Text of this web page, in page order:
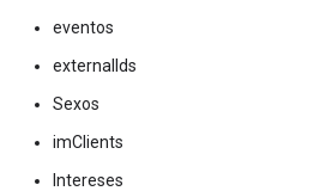
eventos
externalIds
Sexos
imClients
Intereses